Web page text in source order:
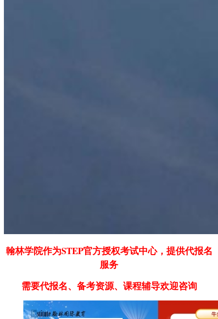
翰林学院作为STEP官方授权考试中心，提供代报名
服务
需要代报名、备考资源、课程辅导欢迎咨询